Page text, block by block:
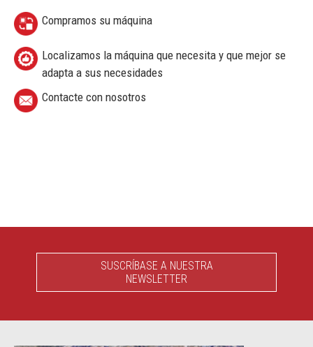
Compramos su máquina
Localizamos la máquina que necesita y que mejor se
adapta a sus necesidades
Contacte con nosotros
SUSCRÍBASE A NUESTRA
NEWSLETTER